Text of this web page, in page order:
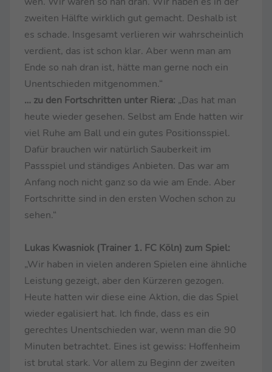
zweiten Hälfte wirklich gut gemacht. Deshalb ist
es schade. Insgesamt verlieren wir wahrscheinlich
verdient, das ist schon klar. Aber wenn man am
Ende so nah dran ist, hätte man gerne noch ein
Unentschieden mitgenommen.“
… zu den Fortschritten unter Riera: „Das hat man
heute wieder gesehen. Selbst am Ende hatten wir
viel Ruhe am Ball und ein gutes Positionsspiel.
Dafür brauchen wir natürlich Sauberkeit im
Passspiel und ständiges Anbieten. Das war am
Anfang noch nicht ganz so da wie am Ende. Aber
Fortschritte sind in den ersten Wochen schon zu
sehen.“
Lukas Kwasniok (Trainer 1. FC Köln) zum Spiel:
„Wir haben in vielen anderen Spielen eine ähnliche
Leistung gezeigt, aber den Kürzeren gezogen.
Heute hatten wir diese eine Aktion, die das Spiel
wieder egalisiert hat. Ich finde, dass es ein
gerechtes Unentschieden war, wenn man die 90
Minuten betrachtet. Eines ist gewiss: Hoffenheim
ist brutal stark. Vor allem zu Beginn der zweiten